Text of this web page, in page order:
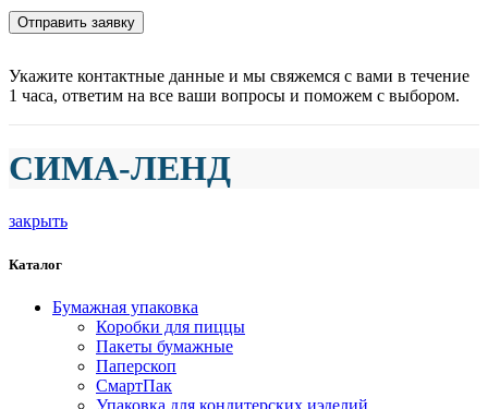
Укажите контактные данные и мы свяжемся с вами в течение
1 часа, ответим на все ваши вопросы и поможем с выбором.
СИМА-ЛЕНД
закрыть
Каталог
Бумажная упаковка
Коробки для пиццы
Пакеты бумажные
Паперскоп
СмартПак
Упаковка для кондитерских иэделий